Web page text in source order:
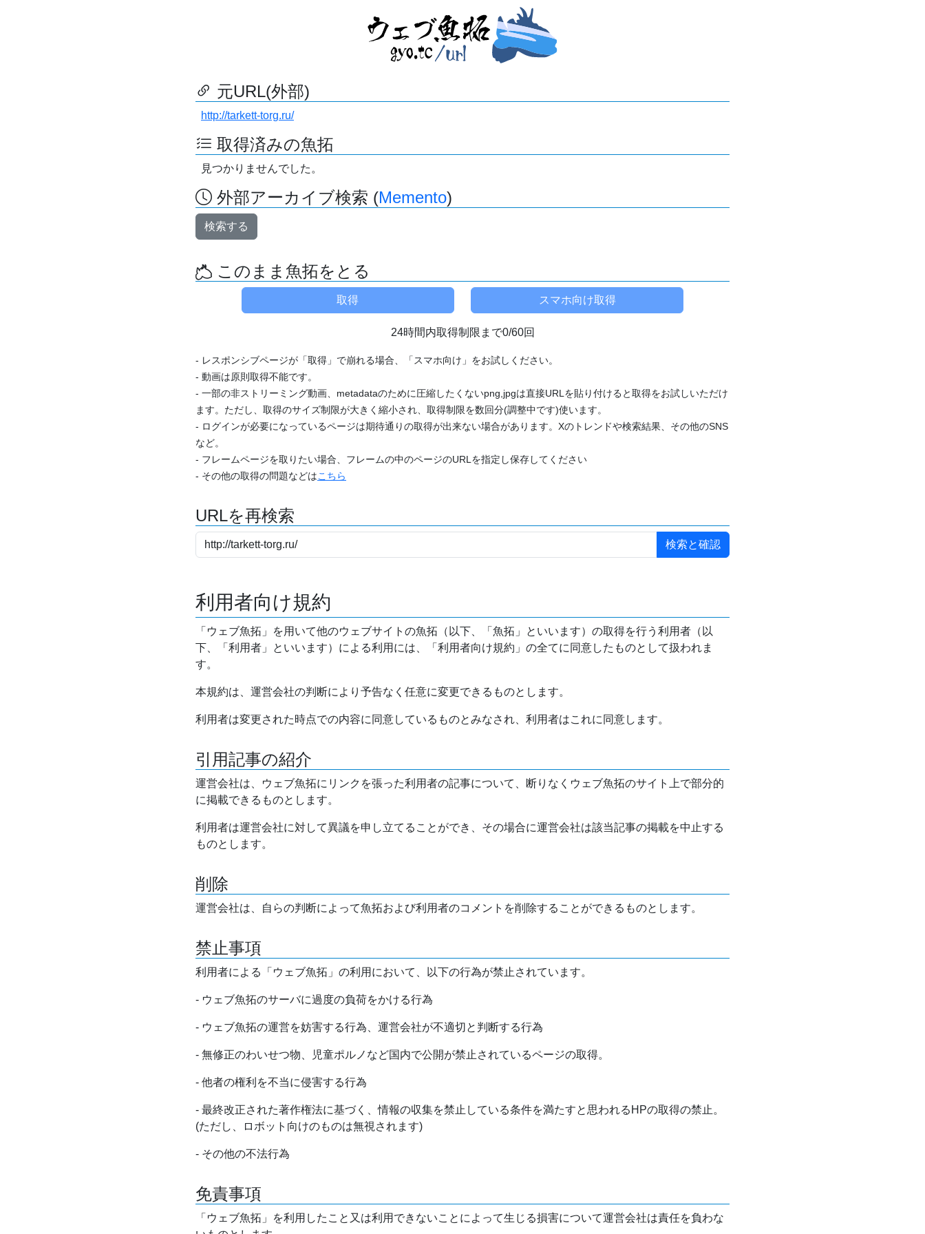
元URL(外部)
http://tarkett-torg.ru/
取得済みの魚拓
見つかりませんでした。
外部アーカイブ検索 (Memento)
検索する
このまま魚拓をとる
24時間内取得制限まで0/60回
- レスポンシブページが「取得」で崩れる場合、「スマホ向け」をお試しください。
- 動画は原則取得不能です。
- 一部の非ストリーミング動画、metadataのために圧縮したくないpng,jpgは直接URLを貼り付けると取得をお試しいただけ
ます。ただし、取得のサイズ制限が大きく縮小され、取得制限を数回分(調整中です)使います。
- ログインが必要になっているページは期待通りの取得が出来ない場合があります。Xのトレンドや検索結果、その他のSNS
など。
- フレームページを取りたい場合、フレームの中のページのURLを指定し保存してください
- その他の取得の問題などはこちら
URLを再検索
利用者向け規約
「ウェブ魚拓」を用いて他のウェブサイトの魚拓（以下、「魚拓」といいます）の取得を行う利用者（以
下、「利用者」といいます）による利用には、「利用者向け規約」の全てに同意したものとして扱われま
す。
本規約は、運営会社の判断により予告なく任意に変更できるものとします。
利用者は変更された時点での内容に同意しているものとみなされ、利用者はこれに同意します。
引用記事の紹介
運営会社は、ウェブ魚拓にリンクを張った利用者の記事について、断りなくウェブ魚拓のサイト上で部分的
に掲載できるものとします。
利用者は運営会社に対して異議を申し立てることができ、その場合に運営会社は該当記事の掲載を中止する
ものとします。
削除
運営会社は、自らの判断によって魚拓および利用者のコメントを削除することができるものとします。
禁止事項
利用者による「ウェブ魚拓」の利用において、以下の行為が禁止されています。
- ウェブ魚拓のサーバに過度の負荷をかける行為
- ウェブ魚拓の運営を妨害する行為、運営会社が不適切と判断する行為
- 無修正のわいせつ物、児童ポルノなど国内で公開が禁止されているページの取得。
- 他者の権利を不当に侵害する行為
- 最終改正された著作権法に基づく、情報の収集を禁止している条件を満たすと思われるHPの取得の禁止。
(ただし、ロボット向けのものは無視されます)
- その他の不法行為
免責事項
「ウェブ魚拓」を利用したこと又は利用できないことによって生じる損害について運営会社は責任を負わな